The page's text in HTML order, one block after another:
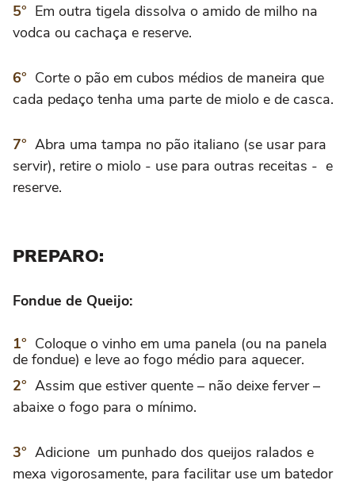
Em outra tigela dissolva o amido de milho na
vodca ou cachaça e reserve.
Corte o pão em cubos médios de maneira que
cada pedaço tenha uma parte de miolo e de casca.
Abra uma tampa no pão italiano (se usar para
servir), retire o miolo - use para outras receitas - e
reserve.
PREPARO:
Fondue de Queijo:
Coloque o vinho em uma panela (ou na panela
de fondue) e leve ao fogo médio para aquecer.
Assim que estiver quente – não deixe ferver –
abaixe o fogo para o mínimo.
Adicione um punhado dos queijos ralados e
mexa vigorosamente, para facilitar use um batedor